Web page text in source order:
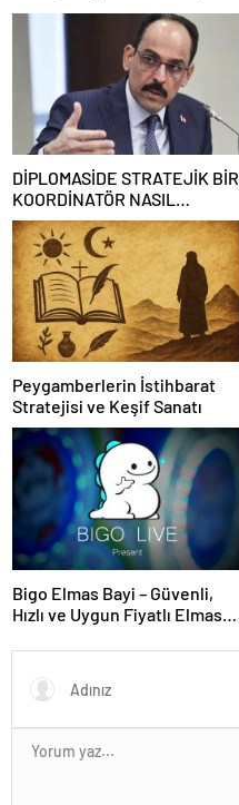
DİPLOMASİDE STRATEJİK BİR
KOORDİNATÖR NASIL
OLUNUR
Peygamberlerin İstihbarat
Stratejisi ve Keşif Sanatı
Bigo Elmas Bayi – Güvenli,
Hızlı ve Uygun Fiyatlı Elmas